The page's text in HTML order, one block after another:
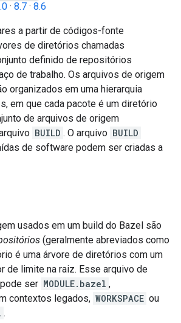
· 8.7 · 8.6
a partir de códigos-fonte
de diretórios chamadas
definido de repositórios
de trabalho. Os arquivos de origem
organizados em uma hierarquia
em que cada pacote é um diretório
de arquivos de origem
BUILD . O arquivo BUILD
de software podem ser criadas a
usados em um build do Bazel são
(geralmente abreviados como
é uma árvore de diretórios com um
de limite na raiz. Esse arquivo de
ser MODULE.bazel ,
contextos legados, WORKSPACE ou
.